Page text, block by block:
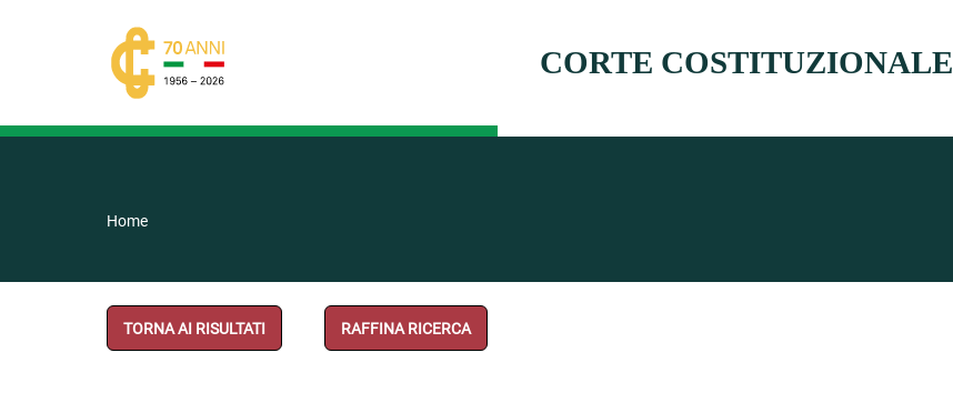
CORTE COSTITUZIONALE
Home
TORNA AI RISULTATI RAFFINA RICERCA